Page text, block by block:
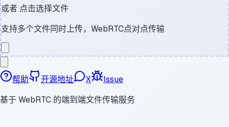
或者 点击选择文件
支持多个文件同时上传，WebRTC点对点传输
帮助 开源地址 X
Issue
基于 WebRTC 的端到端文件传输服务